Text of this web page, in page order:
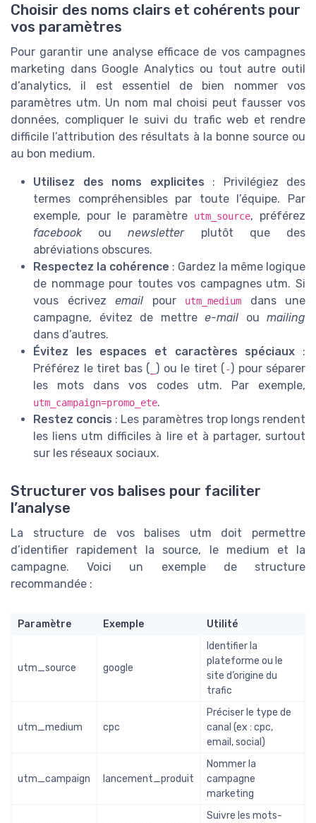
Choisir des noms clairs et cohérents pour
vos paramètres
Pour garantir une analyse efficace de vos campagnes
marketing dans Google Analytics ou tout autre outil
d’analytics, il est essentiel de bien nommer vos
paramètres utm. Un nom mal choisi peut fausser vos
données, compliquer le suivi du trafic web et rendre
difficile l’attribution des résultats à la bonne source ou
au bon medium.
Utilisez des noms explicites : Privilégiez des
termes compréhensibles par toute l’équipe. Par
exemple, pour le paramètre
utm_source, préférez
facebookounewsletterplutôt que des
abréviations obscures.
Respectez la cohérence : Gardez la même logique
de nommage pour toutes vos campagnes utm. Si
vous écrivez email pour utm_medium dans une
campagne, évitez de mettre e-mail ou mailing
dans d’autres.
Évitez les espaces et caractères spéciaux :
Préférez le tiret bas ( ) ou le tiret (-) pour séparer
les mots dans vos codes utm. Par exemple,
utm_campaign=promo_ete.
Restez concis : Les paramètres trop longs rendent
les liens utm difficiles à lire et à partager, surtout
sur les réseaux sociaux.
Structurer vos balises pour faciliter
l’analyse
La structure de vos balises utm doit permettre
d’identifier rapidement la source, le medium et la
campagne. Voici un exemple de structure
recommandée :
Paramètre Exemple Utilité
utm_source google
Identifier la
plateforme ou le
site d’origine du
trafic
utm_medium cpc
Préciser le type de
canal (ex : cpc,
email, social)
utm_campaign lancement_produit
Nommer la
campagne
marketing
Suivre les mots-